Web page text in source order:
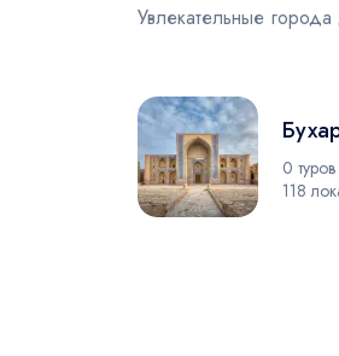
Увлекательные
0 туров
118